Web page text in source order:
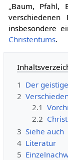
„Baum,
insbesondere
Christentums.
1 Der
2
2.1
2.2
3 Siehe auch
4 Literatur
5